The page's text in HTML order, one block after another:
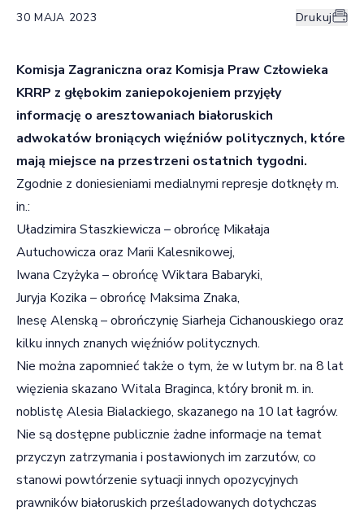
30 MAJA 2023 Drukuj
Komisja Zagraniczna oraz Komisja Praw Człowieka
KRRP z głębokim zaniepokojeniem przyjęły
informację o aresztowaniach białoruskich
adwokatów broniących więźniów politycznych, które
mają miejsce na przestrzeni ostatnich tygodni.
Zgodnie z doniesieniami medialnymi represje dotknęły m.
in.:
Uładzimira Staszkiewicza – obrońcę Mikałaja
Autuchowicza oraz Marii Kalesnikowej,
Iwana Czyżyka – obrońcę Wiktara Babaryki,
Juryja Kozika – obrońcę Maksima Znaka,
Inesę Alenską – obrończynię Siarheja Cichanouskiego oraz
kilku innych znanych więźniów politycznych.
Nie można zapomnieć także o tym, że w lutym br. na 8 lat
więzienia skazano Witala Braginca, który bronił m. in.
noblistę Alesia Bialackiego, skazanego na 10 lat łagrów.
Nie są dostępne publicznie żadne informacje na temat
przyczyn zatrzymania i postawionych im zarzutów, co
stanowi powtórzenie sytuacji innych opozycyjnych
prawników białoruskich prześladowanych dotychczas